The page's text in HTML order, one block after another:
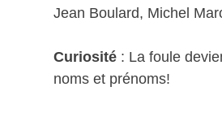
Jean Boulard, Michel
Curiosité : La foule
noms et prénoms!